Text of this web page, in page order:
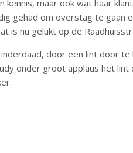
maar ook wat haar
gehad om overstag te gaan
is nu gelukt op de
door een lint door te
onder groot applaus het lint